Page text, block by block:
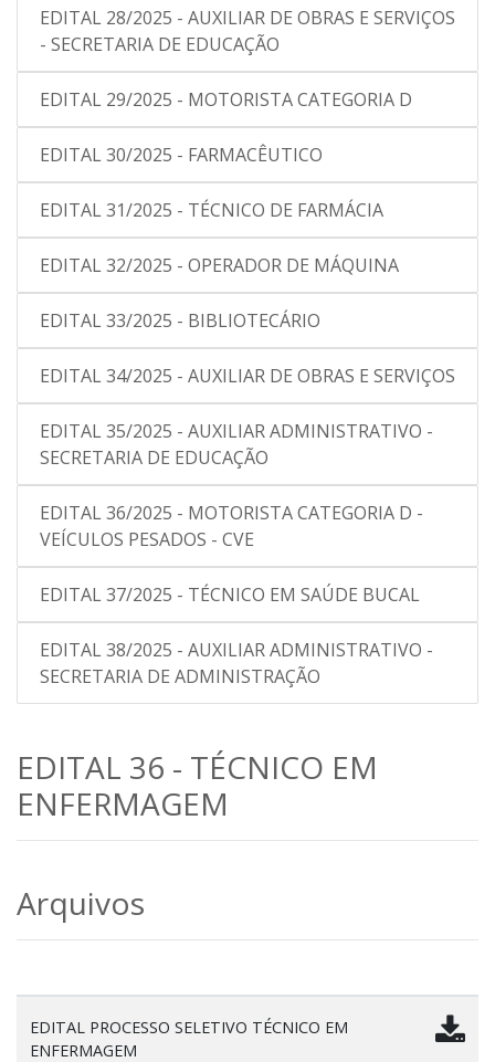
EDITAL 28/2025 - AUXILIAR DE OBRAS E SERVIÇOS
- SECRETARIA DE EDUCAÇÃO
EDITAL 29/2025 - MOTORISTA CATEGORIA D
EDITAL 30/2025 - FARMACÊUTICO
EDITAL 31/2025 - TÉCNICO DE FARMÁCIA
EDITAL 32/2025 - OPERADOR DE MÁQUINA
EDITAL 33/2025 - BIBLIOTECÁRIO
EDITAL 34/2025 - AUXILIAR DE OBRAS E SERVIÇOS
EDITAL 35/2025 - AUXILIAR ADMINISTRATIVO -
SECRETARIA DE EDUCAÇÃO
EDITAL 36/2025 - MOTORISTA CATEGORIA D -
VEÍCULOS PESADOS - CVE
EDITAL 37/2025 - TÉCNICO EM SAÚDE BUCAL
EDITAL 38/2025 - AUXILIAR ADMINISTRATIVO -
SECRETARIA DE ADMINISTRAÇÃO
EDITAL 36 - TÉCNICO EM
ENFERMAGEM
Arquivos
EDITAL PROCESSO SELETIVO TÉCNICO EM
ENFERMAGEM